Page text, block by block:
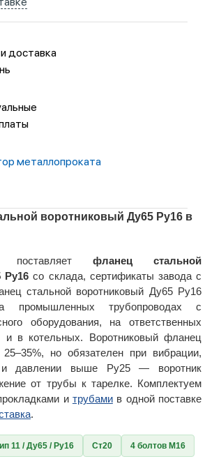
доставка
металлопроката
воротниковый Ду65 Ру16 в
поставляет фланец стальной
Ру16 со склада, сертификаты завода с
стальной воротниковый Ду65 Ру16
промышленных трубопроводах с
оборудования, на ответственных
и в котельных. Воротниковый фланец
но обязателен при вибрации,
и давлении выше Ру25 — воротник
от трубы к тарелке. Комплектуем
и трубамив одной поставке
.
11 / Ду65 / Ру16 Ст20 4 болтов М16